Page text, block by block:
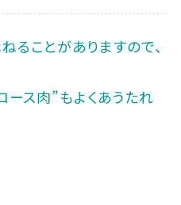
ことがありますので、
ス肉”もよくあうたれ